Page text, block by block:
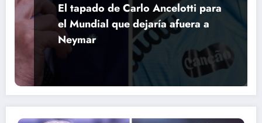
El tapado de Carlo Ancelotti para
el Mundial que dejaría afuera a
Neymar